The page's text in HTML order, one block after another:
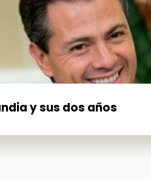
y sus dos años